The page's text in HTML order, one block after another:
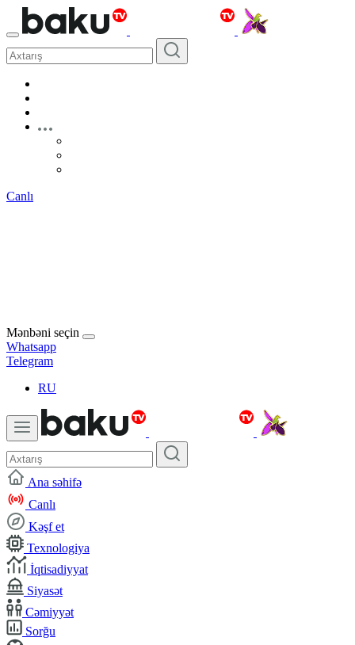
Canlı
Mənbəni seçin
Whatsapp
Telegram
RU
Ana səhifə
Canlı
Kəşf et
Texnologiya
İqtisadiyyat
Siyasət
Cəmiyyət
Sorğu